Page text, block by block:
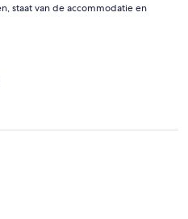
staat van de accommodatie en